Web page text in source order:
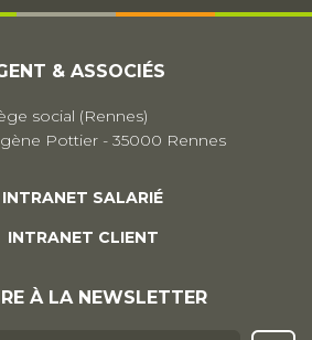
& ASSOCIÉS
social (Rennes)
Pottier - 35000 Rennes
INTRANET SALARIÉ
INTRANET CLIENT
À LA NEWSLETTER